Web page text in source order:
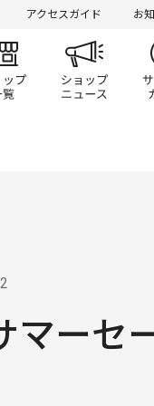
アクセスガイド お
/キャンペーン
ショップ一覧 シ
マーセ